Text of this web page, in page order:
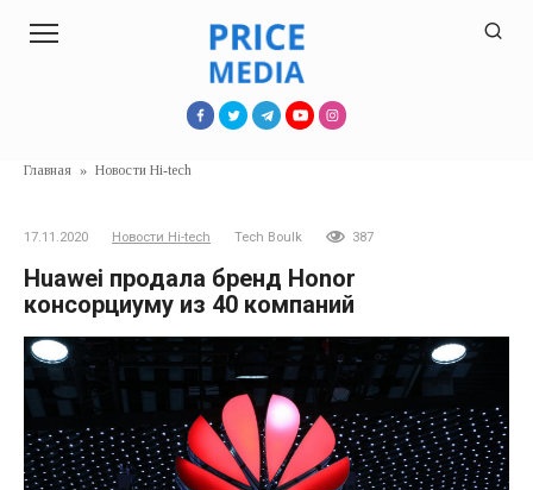
Главная » Новости Hi-tech
17.11.2020 Новости Hi-tech Tech Boulk 387
Huawei продала бренд Honor
консорциуму из 40 компаний